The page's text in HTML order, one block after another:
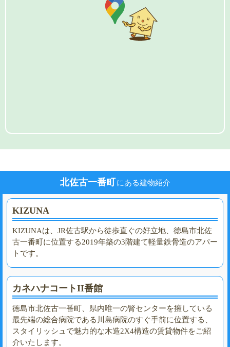
北佐古一番町 にある建物紹介
KIZUNA
KIZUNAは、JR佐古駅から徒歩直ぐの好立地、徳島市北佐
古一番町に位置する2019年築の3階建て軽量鉄骨造のアパー
トです。
カネハナコートII番館
徳島市北佐古一番町、県内唯一の腎センターを擁している
最先端の総合病院である川島病院のすぐ手前に位置する、
スタイリッシュで魅力的な木造2X4構造の賃貸物件をご紹
介いたします。